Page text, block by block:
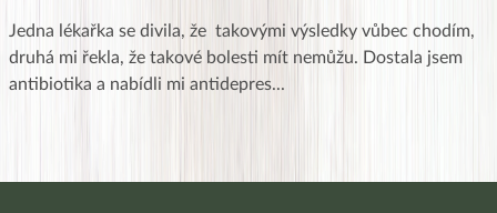
Jedna lékařka se divila, že takovými výsledky vůbec chodím,
druhá mi řekla, že takové bolesti mít nemůžu. Dostala jsem
antibiotika a nabídli mi antidepres...